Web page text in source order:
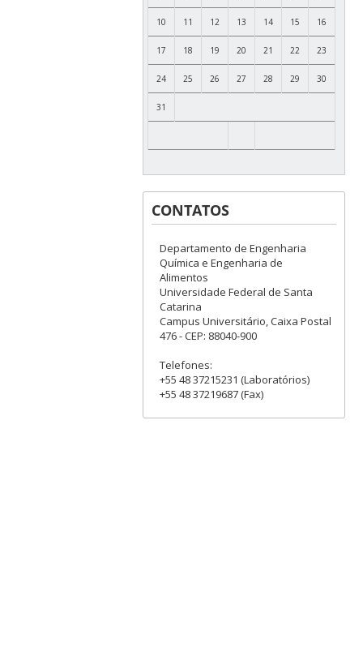
10 11 12 13 14 15 16
17 18 19 20 21 22 23
24 25 26 27 28 29 30
31
CONTATOS
Departamento de Engenharia
Química e Engenharia de
Alimentos
Universidade Federal de Santa
Catarina
Campus Universitário, Caixa Postal
476 - CEP: 88040-900
Telefones:
+55 48 37215231 (Laboratórios)
+55 48 37219687 (Fax)